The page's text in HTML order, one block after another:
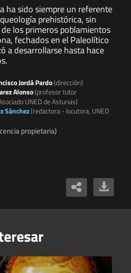
ha sido siempre un referente
prehistórica, sin
los primeros poblamientos
fechados en el Paleolítico
a desarrollarse hasta hace
Jordá Pardo(dirección)
Alonso(profesor tutor
UNED de Asturias)
Sánchez(redactora - locutora, UNED
propietaria)